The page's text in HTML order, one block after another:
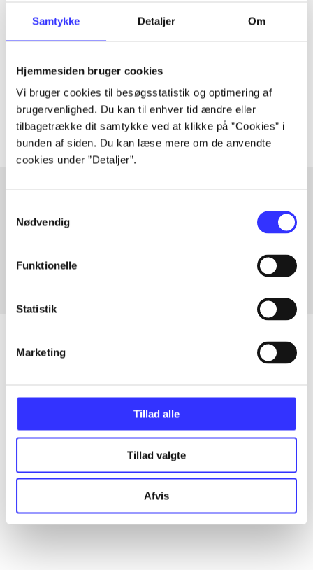
Samtykke Detaljer Om
Hjemmesiden bruger cookies
Vi bruger cookies til besøgsstatistik og optimering af
brugervenlighed. Du kan til enhver tid ændre eller
tilbagetrække dit samtykke ved at klikke på ”Cookies” i
bunden af siden. Du kan læse mere om de anvendte
cookies under ”Detaljer”.
Nødvendig
Funktionelle
Statistik
Marketing
Tillad alle
Tillad valgte
Afvis
Artiklen er en del af
Tidsskrift
Artiklerne i handler ofte om
Artikler med samme emner
Alle registrerede artikler fordelt på udgivelser
...